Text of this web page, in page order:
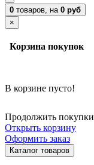
0 товаров, на 0 руб
×
Корзина покупок
В корзине пусто!
Продолжить покупки
Открыть корзину
Оформить заказ
Каталог товаров